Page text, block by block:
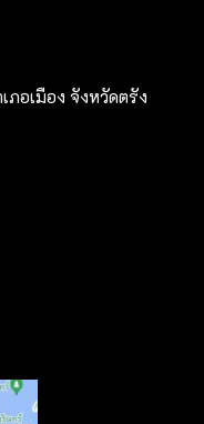
ภอเมือง จังหวัดตรัง